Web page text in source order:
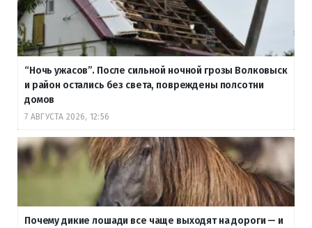
“Ночь ужасов”. После сильной ночной грозы Волковыск
и район остались без света, повреждены полсотни
домов
7 АВГУСТА 2026, 12:56
Почему дикие лошади все чаще выходят на дороги — и